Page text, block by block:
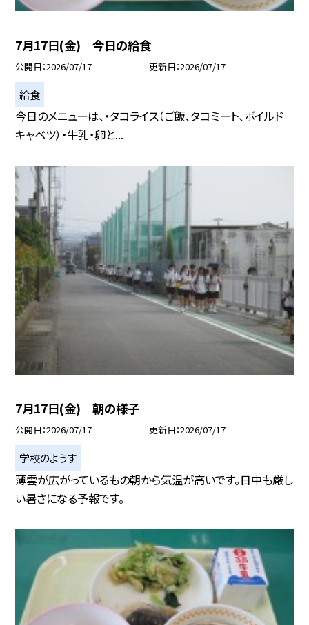
7月17日(金) 今日の給食
公開日 2026/07/17 更新日 2026/07/17
給食
今日のメニューは、・タコライス（ご飯、タコミート、ボイルド
キャベツ）・牛乳・卵と...
7月17日(金) 朝の様子
公開日 2026/07/17 更新日 2026/07/17
学校のようす
薄雲が広がっているもの朝から気温が高いです。日中も厳し
い暑さになる予報です。